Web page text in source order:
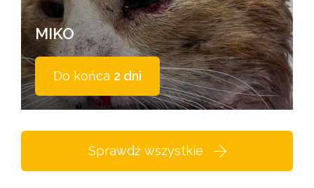
MIKO
Do końca 2 dni
Sprawdź wszystkie